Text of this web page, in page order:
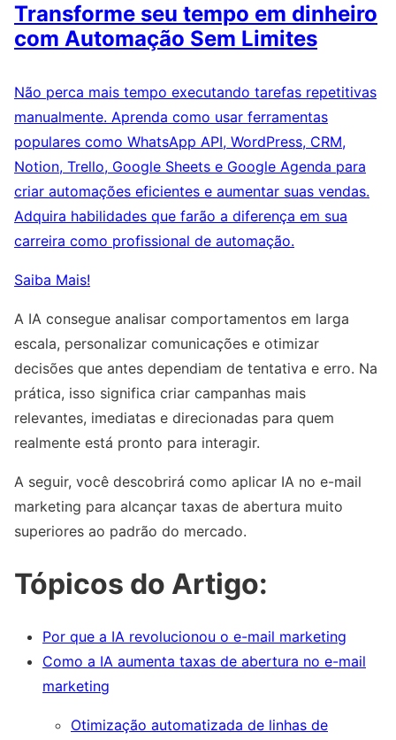
Transforme seu tempo em dinheiro
com Automação Sem Limites
Não perca mais tempo executando tarefas repetitivas
manualmente. Aprenda como usar ferramentas
populares como WhatsApp API, WordPress, CRM,
Notion, Trello, Google Sheets e Google Agenda para
criar automações eficientes e aumentar suas vendas.
Adquira habilidades que farão a diferença em sua
carreira como profissional de automação.
Saiba Mais!
A IA consegue analisar comportamentos em larga
escala, personalizar comunicações e otimizar
decisões que antes dependiam de tentativa e erro. Na
prática, isso significa criar campanhas mais
relevantes, imediatas e direcionadas para quem
realmente está pronto para interagir.
A seguir, você descobrirá como aplicar IA no e-mail
marketing para alcançar taxas de abertura muito
superiores ao padrão do mercado.
Tópicos do Artigo:
Por que a IA revolucionou o e-mail marketing
Como a IA aumenta taxas de abertura no e-mail
marketing
Otimização automatizada de linhas de